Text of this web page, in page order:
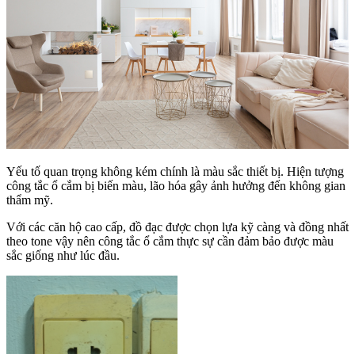
Yếu tố quan trọng không kém chính là màu sắc thiết bị. Hiện tượng
công tắc ổ cắm bị biến màu, lão hóa gây ảnh hưởng đến không gian
thẩm mỹ.
Với các căn hộ cao cấp, đồ đạc được chọn lựa kỹ càng và đồng nhất
theo tone vậy nên công tắc ổ cắm thực sự cần đảm bảo được màu
sắc giống như lúc đầu.